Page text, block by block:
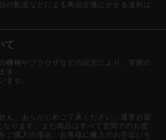
の配送などによる商品交換にかかる送料は
て
機種やブラウザなどの設定により、実際の
す。
ませ。
ん。あらかじめご了承ください。通常お届
なります。また商品はすべて玄関でのお渡
ご購入の場合、お客様に搬入のお手伝いを